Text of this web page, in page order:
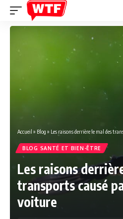
Accueil » Blog » Les raisons derrière le mal des
BLOG SANTÉ ET BIEN-ÊTRE
Les raisons
transports causé
voiture